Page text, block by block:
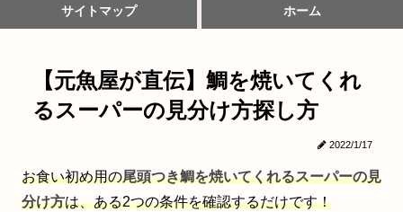
サイトマップ ホーム
【元魚屋が直伝】鯛を焼いてくれ
るスーパーの見分け方探し方
2022/1/17
お食い初め用の尾頭つき鯛を焼いてくれるスーパーの見
分け方は、ある2つの条件を確認するだけです！